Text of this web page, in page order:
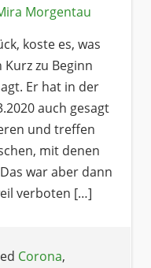
Morgentau
koste es, was
Kurz zu Beginn
Er hat in der
auch gesagt
und treffen
mit denen
war aber dann
verboten […]
Corona,